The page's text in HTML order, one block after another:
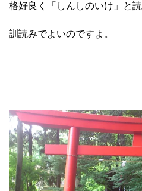
格好良く「しんしのいけ」と
訓読みでよいのですよ。